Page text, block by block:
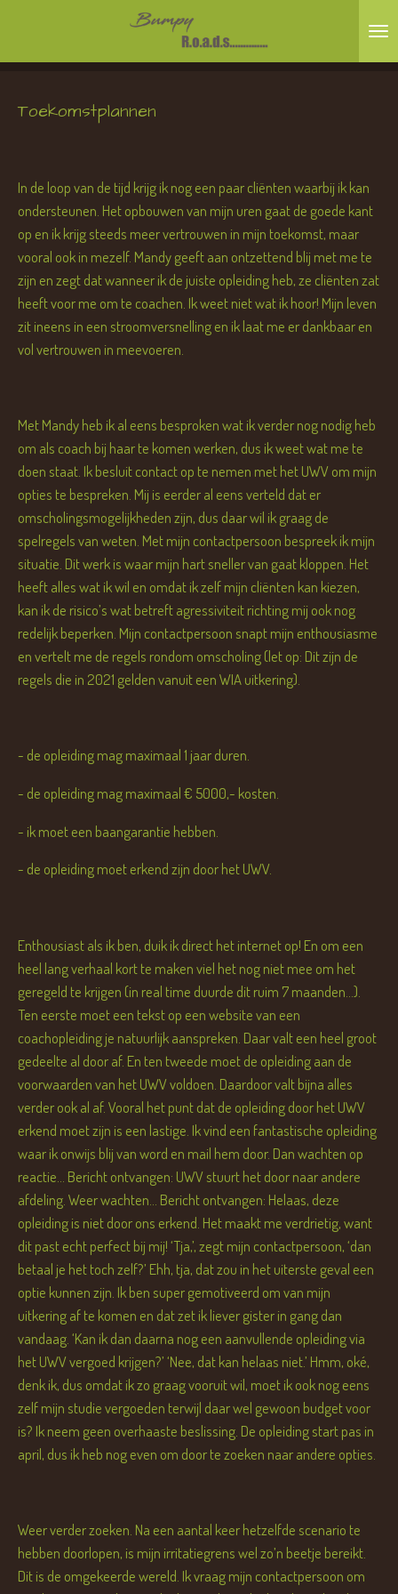
naar
hoofdinhoud
Toekomstplannen
In de loop van de tijd krijg ik nog een paar cliënten waarbij ik kan
ondersteunen. Het opbouwen van mijn uren gaat de goede kant
op en ik krijg steeds meer vertrouwen in mijn toekomst, maar
vooral ook in mezelf. Mandy geeft aan ontzettend blij met me te
zijn en zegt dat wanneer ik de juiste opleiding heb, ze cliënten zat
heeft voor me om te coachen. Ik weet niet wat ik hoor! Mijn leven
zit ineens in een stroomversnelling en ik laat me er dankbaar en
vol vertrouwen in meevoeren.
Met Mandy heb ik al eens besproken wat ik verder nog nodig heb
om als coach bij haar te komen werken, dus ik weet wat me te
doen staat. Ik besluit contact op te nemen met het UWV om mijn
opties te bespreken. Mij is eerder al eens verteld dat er
omscholingsmogelijkheden zijn, dus daar wil ik graag de
spelregels van weten. Met mijn contactpersoon bespreek ik mijn
situatie. Dit werk is waar mijn hart sneller van gaat kloppen. Het
heeft alles wat ik wil en omdat ik zelf mijn cliënten kan kiezen,
kan ik de risico’s wat betreft agressiviteit richting mij ook nog
redelijk beperken. Mijn contactpersoon snapt mijn enthousiasme
en vertelt me de regels rondom omscholing (let op: Dit zijn de
regels die in 2021 gelden vanuit een WIA uitkering).
- de opleiding mag maximaal 1 jaar duren.
- de opleiding mag maximaal € 5000,- kosten.
- ik moet een baangarantie hebben.
- de opleiding moet erkend zijn door het UWV.
Enthousiast als ik ben, duik ik direct het internet op! En om een
heel lang verhaal kort te maken viel het nog niet mee om het
geregeld te krijgen (in real time duurde dit ruim 7 maanden...).
Ten eerste moet een tekst op een website van een
coachopleiding je natuurlijk aanspreken. Daar valt een heel groot
gedeelte al door af. En ten tweede moet de opleiding aan de
voorwaarden van het UWV voldoen. Daardoor valt bijna alles
verder ook al af. Vooral het punt dat de opleiding door het UWV
erkend moet zijn is een lastige. Ik vind een fantastische opleiding
waar ik onwijs blij van word en mail hem door. Dan wachten op
reactie... Bericht ontvangen: UWV stuurt het door naar andere
afdeling. Weer wachten... Bericht ontvangen: Helaas, deze
opleiding is niet door ons erkend. Het maakt me verdrietig, want
dit past echt perfect bij mij! ‘Tja,’, zegt mijn contactpersoon, ‘dan
betaal je het toch zelf?’ Ehh, tja, dat zou in het uiterste geval een
optie kunnen zijn. Ik ben super gemotiveerd om van mijn
uitkering af te komen en dat zet ik liever gister in gang dan
vandaag. ‘Kan ik dan daarna nog een aanvullende opleiding via
het UWV vergoed krijgen?’ ‘Nee, dat kan helaas niet.’ Hmm, oké,
denk ik, dus omdat ik zo graag vooruit wil, moet ik ook nog eens
zelf mijn studie vergoeden terwijl daar wel gewoon budget voor
is? Ik neem geen overhaaste beslissing. De opleiding start pas in
april, dus ik heb nog even om door te zoeken naar andere opties.
Weer verder zoeken. Na een aantal keer hetzelfde scenario te
hebben doorlopen, is mijn irritatiegrens wel zo’n beetje bereikt.
Dit is de omgekeerde wereld. Ik vraag mijn contactpersoon om